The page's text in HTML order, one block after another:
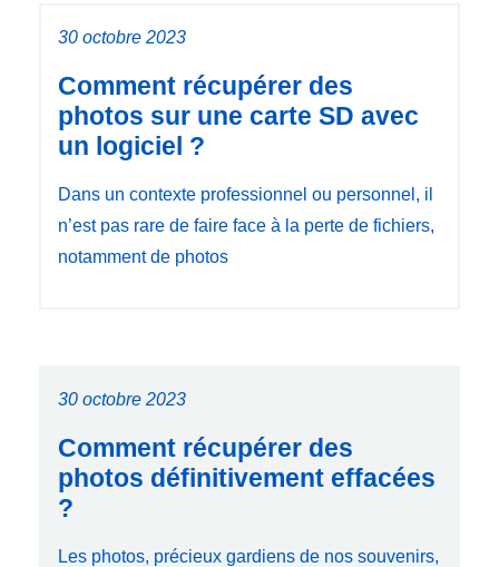
30 octobre 2023
Comment récupérer des
photos sur une carte SD avec
un logiciel ?
Dans un contexte professionnel ou personnel, il
n’est pas rare de faire face à la perte de fichiers,
notamment de photos
30 octobre 2023
Comment récupérer des
photos définitivement effacées
?
Les photos, précieux gardiens de nos souvenirs,